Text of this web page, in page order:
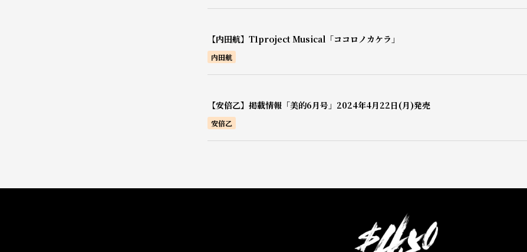
【内田航】T1project Musical「ココロノカケラ」
内田航
【安倍乙】掲載情報「美的6月号」2024年4月22日(月)発売
安倍乙